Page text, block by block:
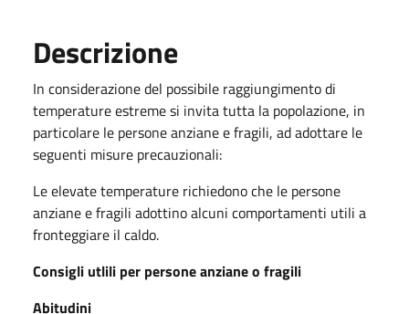
Descrizione
In considerazione del possibile raggiungimento di
temperature estreme si invita tutta la popolazione, in
particolare le persone anziane e fragili, ad adottare le
seguenti misure precauzionali:
Le elevate temperature richiedono che le persone
anziane e fragili adottino alcuni comportamenti utili a
fronteggiare il caldo.
Consigli utlili per persone anziane o fragili
Abitudini